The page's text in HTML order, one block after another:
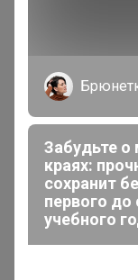
Как здесь все
Как сделать
Забудьте о
краях:
сохранит
первого до
учебного